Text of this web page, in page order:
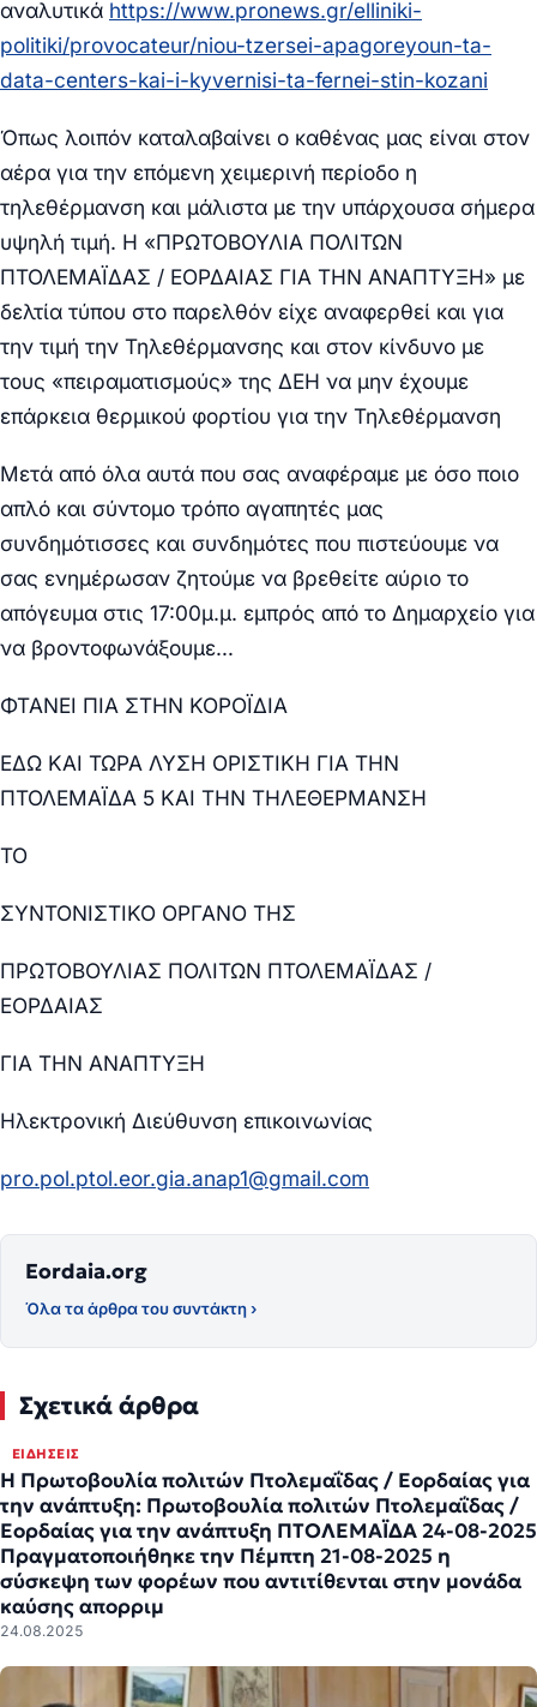
αναλυτικά https://www.pronews.gr/elliniki-
politiki/provocateur/niou-tzersei-apagoreyoun-ta-
data-centers-kai-i-kyvernisi-ta-fernei-stin-kozani
Όπως λοιπόν καταλαβαίνει ο καθένας μας είναι στον
αέρα για την επόμενη χειμερινή περίοδο η
τηλεθέρμανση και μάλιστα με την υπάρχουσα σήμερα
υψηλή τιμή. Η «ΠΡΩΤΟΒΟΥΛΙΑ ΠΟΛΙΤΩΝ
ΠΤΟΛΕΜΑΪΔΑΣ / ΕΟΡΔΑΙΑΣ ΓΙΑ ΤΗΝ ΑΝΑΠΤΥΞΗ» με
δελτία τύπου στο παρελθόν είχε αναφερθεί και για
την τιμή την Τηλεθέρμανσης και στον κίνδυνο με
τους «πειραματισμούς» της ΔΕΗ να μην έχουμε
επάρκεια θερμικού φορτίου για την Τηλεθέρμανση
Μετά από όλα αυτά που σας αναφέραμε με όσο ποιο
απλό και σύντομο τρόπο αγαπητές μας
συνδημότισσες και συνδημότες που πιστεύουμε να
σας ενημέρωσαν ζητούμε να βρεθείτε αύριο το
απόγευμα στις 17:00μ.μ. εμπρός από το Δημαρχείο για
να βροντοφωνάξουμε…
ΦΤΑΝΕΙ ΠΙΑ ΣΤΗΝ ΚΟΡΟΪΔΙΑ
ΕΔΩ ΚΑΙ ΤΩΡΑ ΛΥΣΗ ΟΡΙΣΤΙΚΗ ΓΙΑ ΤΗΝ
ΠΤΟΛΕΜΑΪΔΑ 5 ΚΑΙ ΤΗΝ ΤΗΛΕΘΕΡΜΑΝΣΗ
ΤΟ
ΣΥΝΤΟΝΙΣΤΙΚΟ ΟΡΓΑΝΟ ΤΗΣ
ΠΡΩΤΟΒΟΥΛΙΑΣ ΠΟΛΙΤΩΝ ΠΤΟΛΕΜΑΪΔΑΣ /
ΕΟΡΔΑΙΑΣ
ΓΙΑ ΤΗΝ ΑΝΑΠΤΥΞΗ
Ηλεκτρονική Διεύθυνση επικοινωνίας
pro.pol.ptol.eor.gia.anap1@gmail.com
Eordaia.org
Όλα τα άρθρα του συντάκτη ›
Σχετικά άρθρα
ΕΙΔΉΣΕΙΣ
Η Πρωτοβουλία πολιτών Πτολεμαΐδας / Εορδαίας για
την ανάπτυξη: Πρωτοβουλία πολιτών Πτολεμαΐδας /
Εορδαίας για την ανάπτυξη ΠΤΟΛΕΜΑΪΔΑ 24-08-2025
Πραγματοποιήθηκε την Πέμπτη 21-08-2025 η
σύσκεψη των φορέων που αντιτίθενται στην μονάδα
καύσης απορριμ
24.08.2025